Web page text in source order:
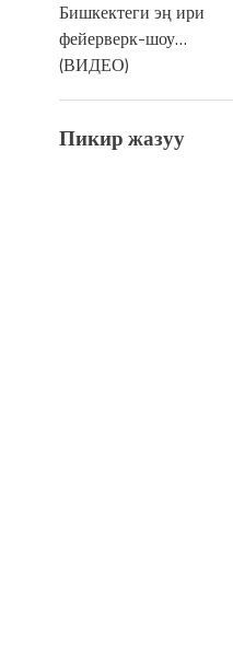
Бишкектеги эң ири
фейерверк-шоу…
(ВИДЕО)
Пикир жазуу